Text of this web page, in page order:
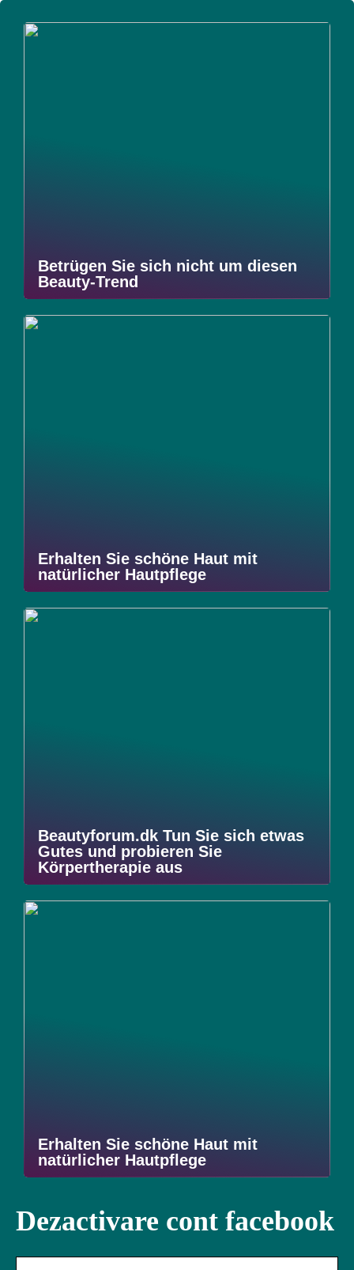
Betrügen Sie sich nicht um diesen
Beauty-Trend
Erhalten Sie schöne Haut mit
natürlicher Hautpflege
Beautyforum.dk Tun Sie sich etwas
Gutes und probieren Sie
Körpertherapie aus
Erhalten Sie schöne Haut mit
natürlicher Hautpflege
Dezactivare cont facebook